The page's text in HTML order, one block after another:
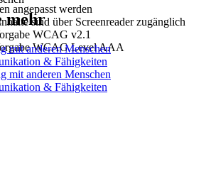
angepasst werden
sind über Screenreader zugänglich
WCAG v2.1
WCAG Level AAA
mehr
mit anderen Menschen
& Fähigkeiten
mit anderen Menschen
& Fähigkeiten